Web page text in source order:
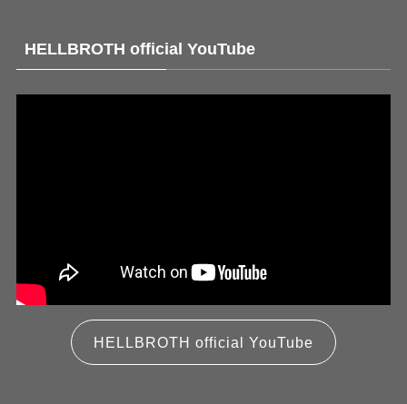
HELLBROTH official YouTube
HELLBROTH official YouTube